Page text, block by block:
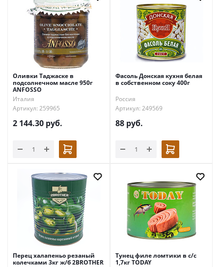
Оливки Таджаске в
подсолнечном масле 950г
ANFOSSO
Италия
Артикул: 259965
2 144.30 руб.
Фасоль Донская кухня белая
в собственном соку 400г
Россия
Артикул: 249569
88 руб.
Перец халапеньо резаный
колечками 3кг ж/б 2BROTHER
Тунец филе ломтики в с/с
1,7кг TODAY